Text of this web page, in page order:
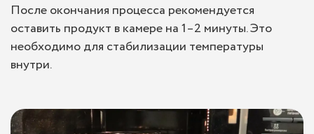
После окончания процесса рекомендуется
оставить продукт в камере на 1–2 минуты. Это
необходимо для стабилизации температуры
внутри.